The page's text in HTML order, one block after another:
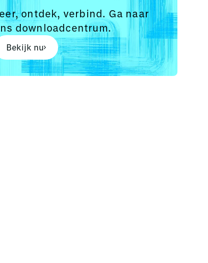
ontdek, verbind. Ga naar
downloadcentrum.
Bekijk nu